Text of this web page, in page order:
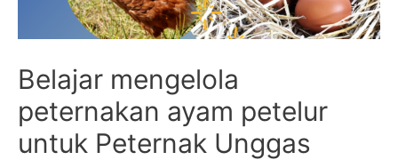
Belajar mengelola
peternakan ayam petelur
untuk Peternak Unggas